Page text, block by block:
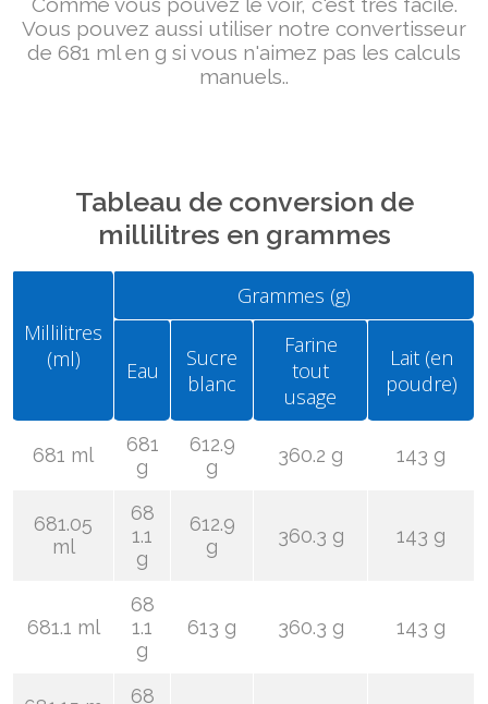
Vous pouvez aussi utiliser notre convertisseur
de 681 ml en g si vous n'aimez pas les calculs
manuels..
Tableau de conversion de
millilitres en grammes
Millilitres
(ml)
Grammes (g)
Eau
Sucre
blanc
Farine
tout
usage
Lait (en
poudre)
681 ml
681
g
612.9
g
360.2 g 143 g
681.05
ml
68
1.1
g
612.9
g
360.3 g 143 g
681.1 ml
68
1.1
g
613 g 360.3 g 143 g
68